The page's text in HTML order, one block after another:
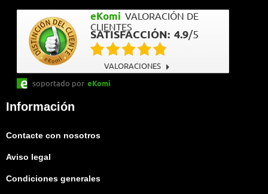
eKomi VALORACIÓN DE
CLIENTES
SATISFACCIÓN: 4.9/5
VALORACIONES
soportado por eKomi
Información
Contacte con nosotros
Aviso legal
Condiciones generales